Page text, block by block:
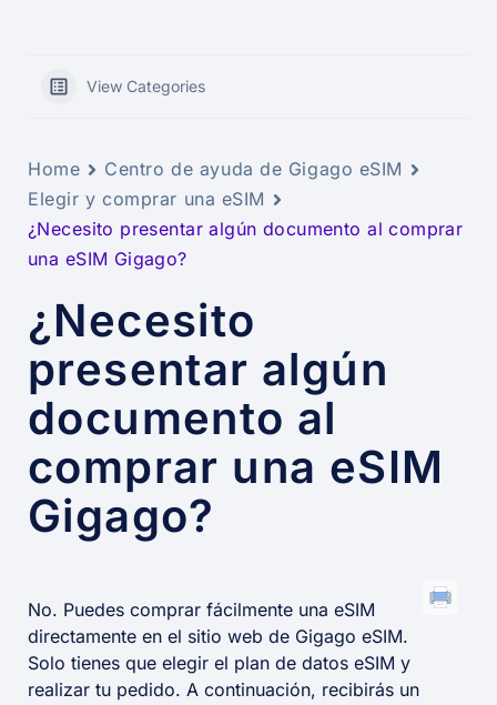
View Categories
Home
Centro de ayuda de Gigago eSIM
Elegir y comprar una eSIM
¿Necesito presentar algún documento al comprar
una eSIM Gigago?
¿Necesito
presentar algún
documento al
comprar una eSIM
Gigago?
No. Puedes comprar fácilmente una eSIM
directamente en el sitio web de Gigago eSIM.
Solo tienes que elegir el plan de datos eSIM y
realizar tu pedido. A continuación, recibirás un